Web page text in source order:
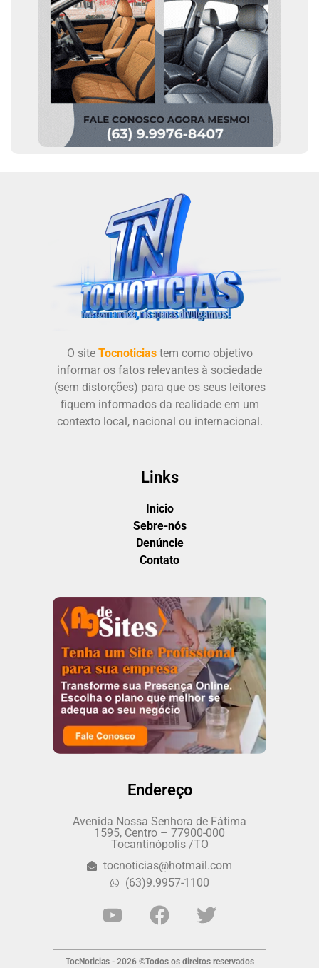
O site Tocnoticiastem como objetivo
informar os fatos relevantes à sociedade
(sem distorções) para que os seus leitores
fiquem informados da realidade em um
contexto local, nacional ou internacional.
Links
Inicio
Sebre-nós
Denúncie
Contato
Endereço
Avenida Nossa Senhora de Fátima
1595, Centro – 77900-000
Tocantinópolis /TO
tocnoticias@hotmail.com
(63)9.9957-1100
TocNoticias - 2026 ©Todos os direitos reservados